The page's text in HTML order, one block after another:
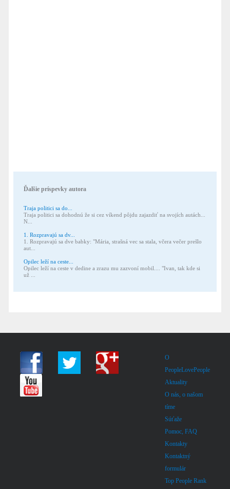
Ďalšie príspevky autora
Traja politici sa do...
Traja politici sa dohodnú že si cez víkend pôjdu zajazdiť na svojích autách...
N...
1. Rozpravajú sa dv...
1. Rozpravajú sa dve babky: "Mária, strašná vec sa stala, včera večer prešlo
aut...
Opilec leží na ceste...
Opilec leží na ceste v dedine a zrazu mu zazvoní mobil.... "Ivan, tak kde si
už ...
O
PeopleLovePeople
Aktuality
O nás, o našom
tíme
Súťaže
Pomoc, FAQ
Kontakty
Kontaktný
formulár
Top People Rank